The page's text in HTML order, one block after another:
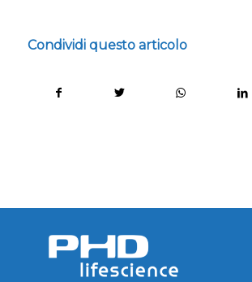
Condividi questo articolo